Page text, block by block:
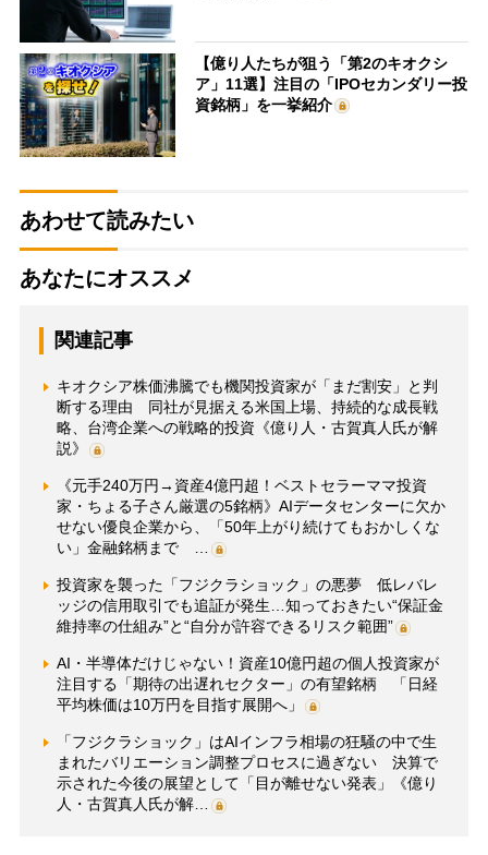
【億り人たちが狙う「第2のキオクシ
ア」11選】注目の「IPOセカンダリー投
資銘柄」を一挙紹介
あわせて読みたい
あなたにオススメ
関連記事
キオクシア株価沸騰でも機関投資家が「まだ割安」と判
断する理由 同社が見据える米国上場、持続的な成長戦
略、台湾企業への戦略的投資《億り人・古賀真人氏が解
説》
《元手240万円→資産4億円超！ベストセラーママ投資
家・ちょる子さん厳選の5銘柄》AIデータセンターに欠か
せない優良企業から、「50年上がり続けてもおかしくな
い」金融銘柄まで …
投資家を襲った「フジクラショック」の悪夢 低レバレ
ッジの信用取引でも追証が発生…知っておきたい“保証金
維持率の仕組み”と“自分が許容できるリスク範囲”
AI・半導体だけじゃない！資産10億円超の個人投資家が
注目する「期待の出遅れセクター」の有望銘柄 「日経
平均株価は10万円を目指す展開へ」
「フジクラショック」はAIインフラ相場の狂騒の中で生
まれたバリエーション調整プロセスに過ぎない 決算で
示された今後の展望として「目が離せない発表」《億り
人・古賀真人氏が解…